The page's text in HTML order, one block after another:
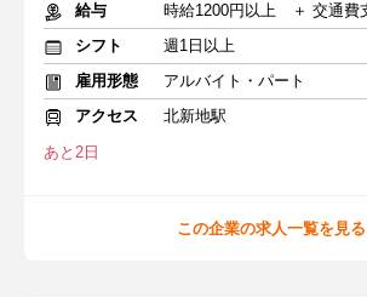
給与
時給1200円以上 ＋ 交通費
シフト
週1日以上
雇用形態
アルバイト・パート
アクセス
北新地駅
あと2日
この企業の求人一覧を見る